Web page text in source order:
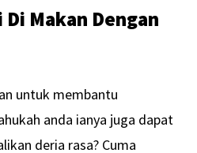
Makan Dengan
untuk membantu
anda ianya juga dapat
deria rasa? Cuma